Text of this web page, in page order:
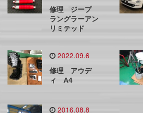
修理 ジープ
ラングラーアン
リミテッド
2022.09.6
修理 アウデ
ィ A4
2016.08.8